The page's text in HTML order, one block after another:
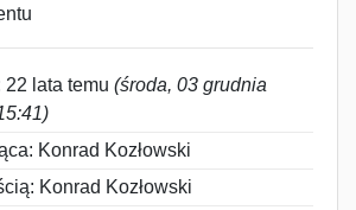
lata temu (środa, 03 grudnia
Konrad Kozłowski
Konrad Kozłowski